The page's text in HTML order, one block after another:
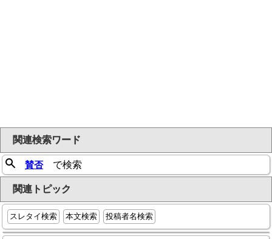
関連検索ワード
賛否で検索
関連トピック
スレタイ検索 本文検索 投稿者名検索